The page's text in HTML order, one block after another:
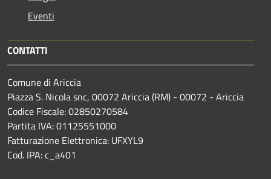
Eventi
CONTATTI
Comune di Ariccia
Piazza S. Nicola snc, 00072 Ariccia (RM) - 00072 - Ariccia
Codice Fiscale: 02850270584
Partita IVA: 01125551000
Fatturazione Elettronica: UFXYL9
Cod. IPA: c_a401